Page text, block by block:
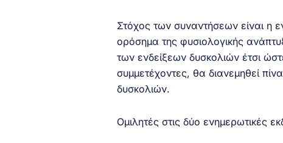
Στόχος των συναντήσεων είναι η
ορόσημα της φυσιολογικής
των ενδείξεων δυσκολιών έτσι
συμμετέχοντες, θα διανεμηθεί
δυσκολιών.
Ομιλητές στις δύο ενημερωτικές